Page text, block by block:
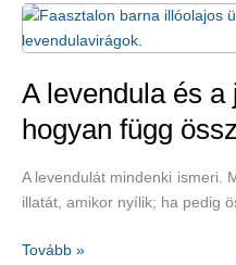
a
bélrendszer
–
recepttel
A levendula és a
hogyan függ
A levendulát mindenki ismeri.
illatát, amikor nyílik; ha pedig
A
Tovább »